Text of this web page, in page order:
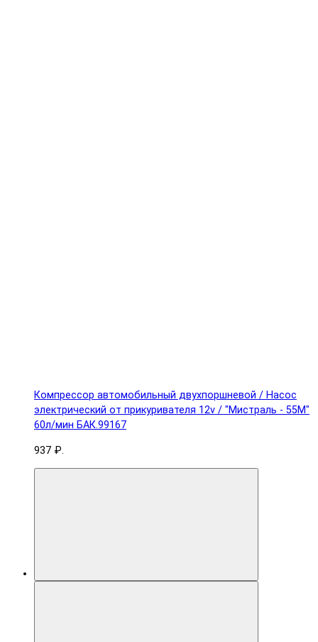
Компрессор автомобильный двухпоршневой / Насос
электрический от прикуривателя 12v / "Мистраль - 55М"
60л/мин БАК.99167
937 ₽.